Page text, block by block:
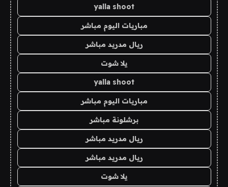
yalla shoot
مباريات اليوم مباشر
ريال مدريد مباشر
يلا شوت
yalla shoot
مباريات اليوم مباشر
برشلونة مباشر
ريال مدريد مباشر
ريال مدريد مباشر
يلا شوت